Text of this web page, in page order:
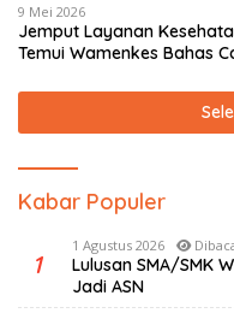
9 Mei 2026
Jemput Layanan
Temui Wamenkes Bahas
Kabar Populer
1
1 Agustus 2026
Lulusan SMA/SMK
Jadi ASN